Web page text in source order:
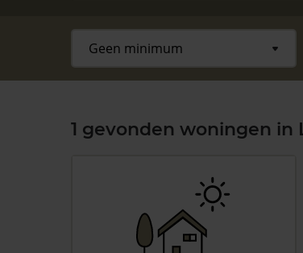
1 gevonden woningen in